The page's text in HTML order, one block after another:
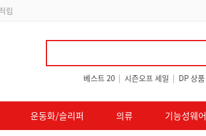
쿠폰 지급
베스트 20 | 시즌오프 세일 | DP 상품
운동화/슬리퍼 의류 기능성웨어